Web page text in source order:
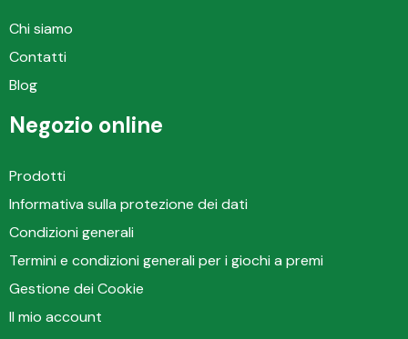
Chi siamo
Contatti
Blog
Negozio online
Prodotti
Informativa sulla protezione dei dati
Condizioni generali
Termini e condizioni generali per i giochi a premi
Gestione dei Cookie
Il mio account